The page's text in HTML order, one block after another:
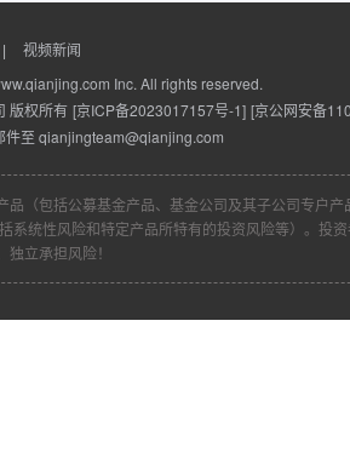
|
视频新闻
Inc. All rights reserved.
版权所有 [京ICP备2023017157号-1] [京公网安备
件至 qianjingteam@qianjing.com
品（包括公募基金产品、基金公司及其子公司专户
系统性风险和特定产品所特有的投资风险等）。投
立承担风险！